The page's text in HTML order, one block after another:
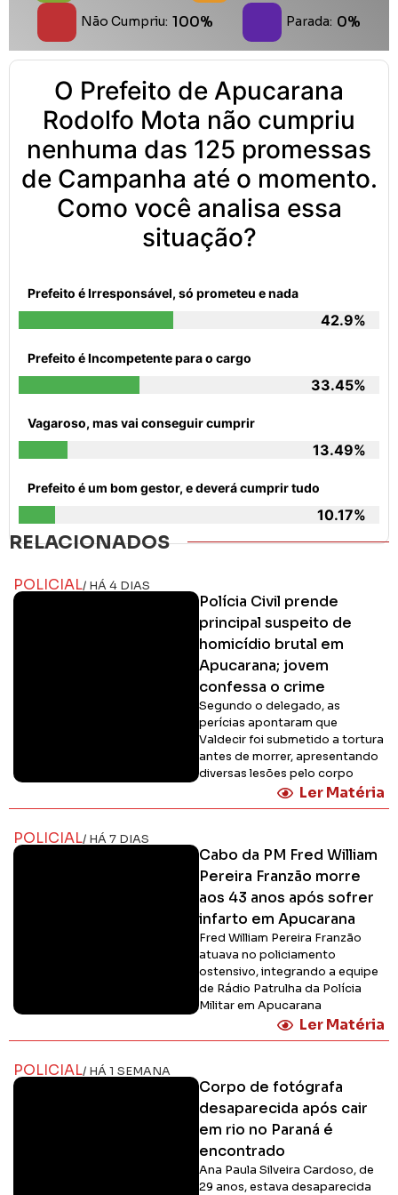
Não Cumpriu: 100% Parada: 0%
O Prefeito de Apucarana
Rodolfo Mota não cumpriu
nenhuma das 125 promessas
de Campanha até o momento.
Como você analisa essa
situação?
Prefeito é Irresponsável, só prometeu e nada
42.9%
Prefeito é Incompetente para o cargo
33.45%
Vagaroso, mas vai conseguir cumprir
13.49%
Prefeito é um bom gestor, e deverá cumprir tudo
10.17%
RELACIONADOS
POLICIAL/ HÁ 4 DIAS
Polícia Civil prende
principal suspeito de
homicídio brutal em
Apucarana; jovem
confessa o crime
Segundo o delegado, as
perícias apontaram que
Valdecir foi submetido a tortura
antes de morrer, apresentando
diversas lesões pelo corpo
Ler Matéria
POLICIAL/ HÁ 7 DIAS
Cabo da PM Fred William
Pereira Franzão morre
aos 43 anos após sofrer
infarto em Apucarana
Fred William Pereira Franzão
atuava no policiamento
ostensivo, integrando a equipe
de Rádio Patrulha da Polícia
Militar em Apucarana
Ler Matéria
POLICIAL/ HÁ 1 SEMANA
Corpo de fotógrafa
desaparecida após cair
em rio no Paraná é
encontrado
Ana Paula Silveira Cardoso, de
29 anos, estava desaparecida